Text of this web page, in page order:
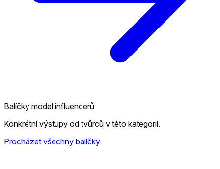
Balíčky model influencerů
Konkrétní výstupy od tvůrců v této kategorii.
Procházet všechny balíčky